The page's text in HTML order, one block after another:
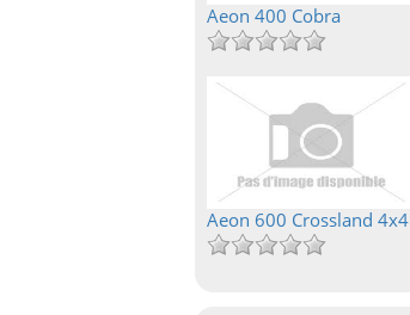
Aeon 400 Cobra
Aeon 600 Crossland 4x4